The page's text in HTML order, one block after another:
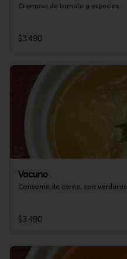
Cremosa de tomate y especias
$3.490
Vacuno
Consome de carne, con verduras
$3.490